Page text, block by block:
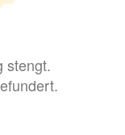
stengt.